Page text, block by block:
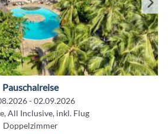
Pauschalreise
- 02.09.2026
All Inclusive, inkl. Flug
Doppelzimmer